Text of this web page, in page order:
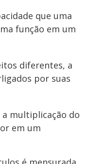
que uma
função em um
diferentes, a
por suas
a multiplicação do
em um